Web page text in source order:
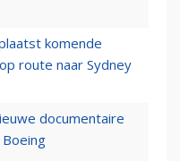
komende
route naar Sydney
documentaire